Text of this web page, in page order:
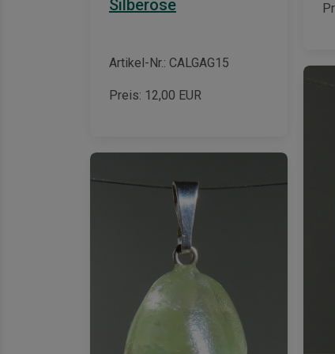
Silberöse
Artikel-Nr.: CALGAG15
Preis: 12,00 EUR